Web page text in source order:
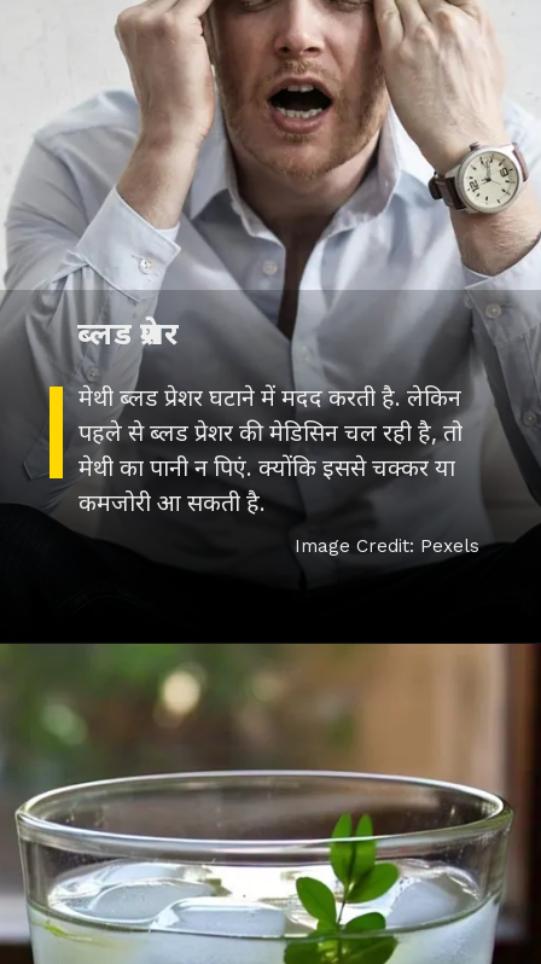
मेथी ब्लड प्रेशर घटाने में मदद करती है. लेकिन
पहले से ब्लड प्रेशर की मेडिसिन चल रही है, तो
मेथी का पानी न पिएं. क्योंकि इससे चक्कर या
कमजोरी आ सकती है.
Image Credit: Pexels